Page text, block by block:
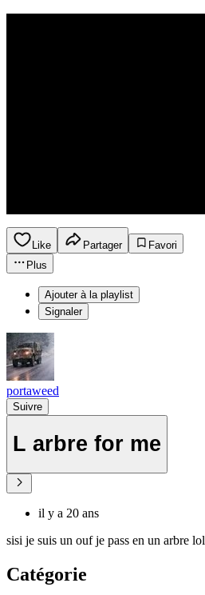
Like Partager
Favori
Plus
Ajouter à la playlist
Signaler
portaweed
Suivre
L arbre for me
il y a 20 ans
sisi je suis un ouf je pass en un arbre lol
Catégorie